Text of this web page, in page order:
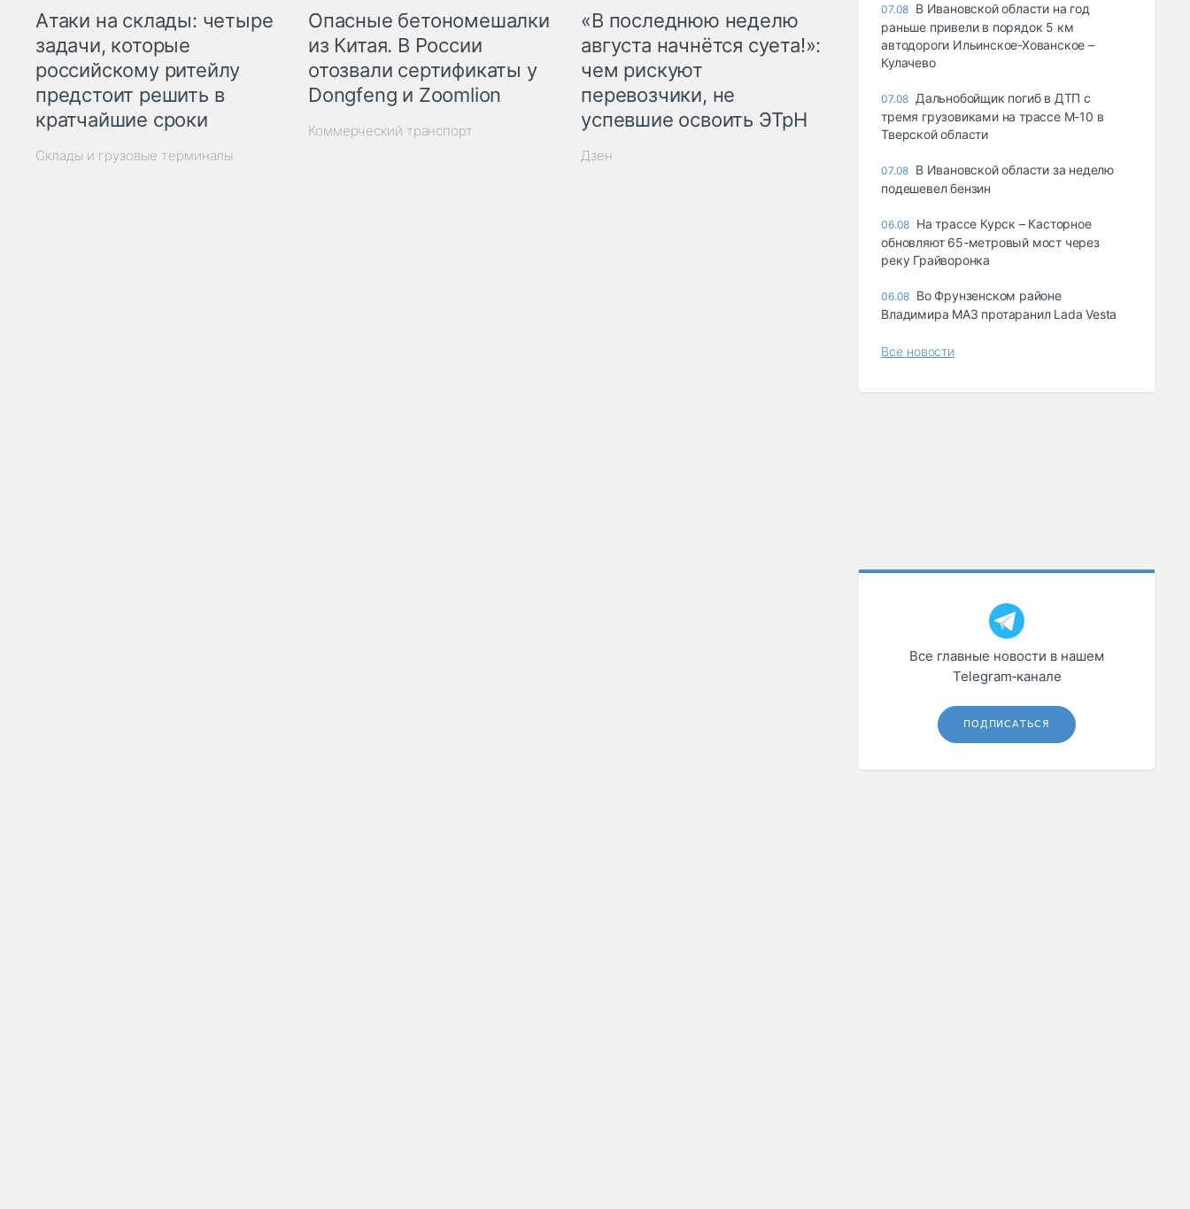
Атаки на склады: четыре
задачи, которые
российскому ритейлу
предстоит решить в
кратчайшие сроки
Склады и грузовые терминалы
Опасные бетономешалки
из Китая. В России
отозвали сертификаты у
Dongfeng и Zoomlion
Коммерческий транспорт
«В последнюю неделю
августа начнётся суета!»:
чем рискуют
перевозчики, не
успевшие освоить ЭТрН
Дзен
07.08 В Ивановской области на год
раньше привели в порядок 5 км
автодороги Ильинское-Хованское –
Кулачево
07.08 Дальнобойщик погиб в ДТП с
тремя грузовиками на трассе М-10 в
Тверской области
07.08 В Ивановской области за неделю
подешевел бензин
06.08 На трассе Курск – Касторное
обновляют 65-метровый мост через
реку Грайворонка
06.08 Во Фрунзенском районе
Владимира МАЗ протаранил Lada Vesta
Все новости
Все главные новости в нашем
Telegram‑канале
ПОДПИСАТЬСЯ